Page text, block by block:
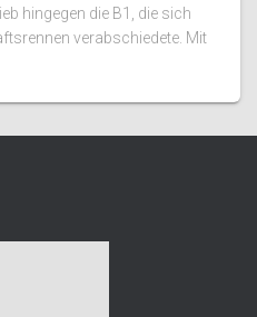
hingegen die B1, die sich
verabschiedete. Mit